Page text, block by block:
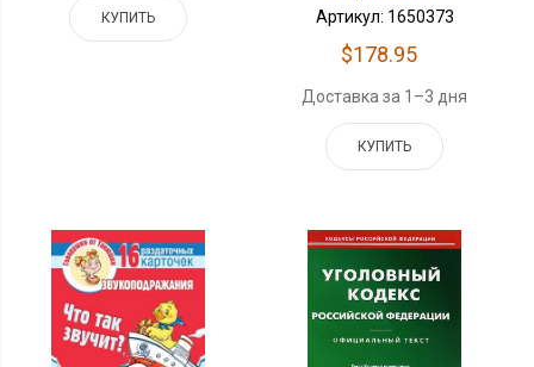
КУПИТЬ
Артикул: 1650373
$178.95
Доставка за 1–3 дня
КУПИТЬ